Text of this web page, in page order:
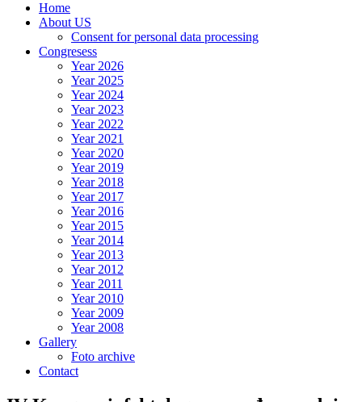
Home
About US
Consent for personal data processing
Congresess
Year 2026
Year 2025
Year 2024
Year 2023
Year 2022
Year 2021
Year 2020
Year 2019
Year 2018
Year 2017
Year 2016
Year 2015
Year 2014
Year 2013
Year 2012
Year 2011
Year 2010
Year 2009
Year 2008
Gallery
Foto archive
Contact